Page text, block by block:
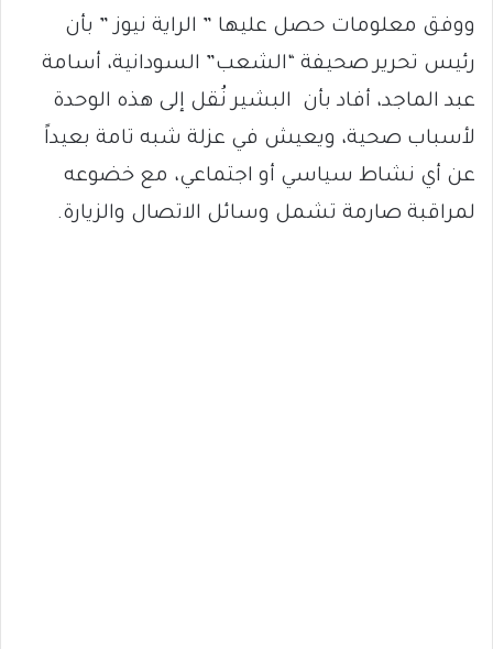
ووفق معلومات حصل عليها ” الراية نيوز ” بأن
رئيس تحرير صحيفة “الشعب” السودانية، أسامة
عبد الماجد، أفاد بأن البشير نُقل إلى هذه الوحدة
لأسباب صحية، ويعيش في عزلة شبه تامة بعيداً
عن أي نشاط سياسي أو اجتماعي، مع خضوعه
لمراقبة صارمة تشمل وسائل الاتصال والزيارة.